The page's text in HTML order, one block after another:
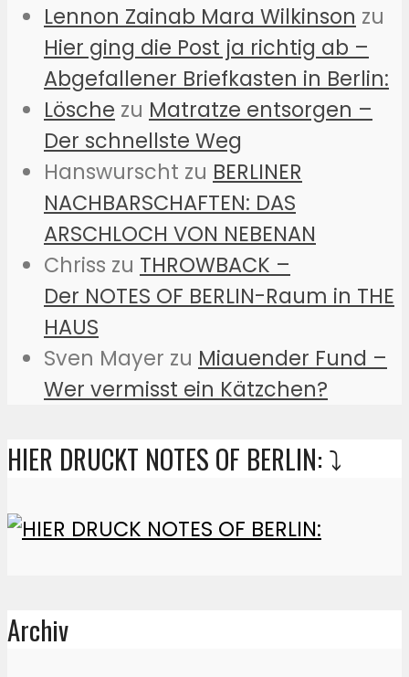
Lennon Zainab Mara Wilkinson zu
Hier ging die Post ja richtig ab –
Abgefallener Briefkasten in Berlin:
Lösche zu Matratze entsorgen –
Der schnellste Weg
Hanswurscht zu BERLINER
NACHBARSCHAFTEN: DAS
ARSCHLOCH VON NEBENAN
Chriss zu THROWBACK –
Der NOTES OF BERLIN-Raum in THE
HAUS
Sven Mayer zu Miauender Fund –
Wer vermisst ein Kätzchen?
HIER DRUCKT NOTES OF BERLIN: ⤵️
Archiv